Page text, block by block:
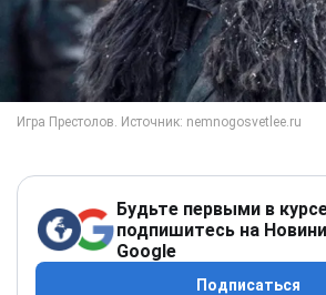
Будьте первыми в
подпишитесь на
Google
Подписаться